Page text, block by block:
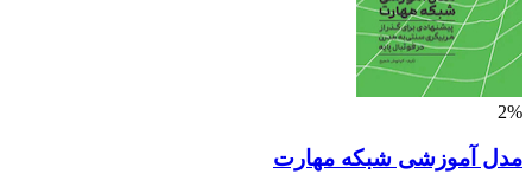
2%
مدل آموزشی شبکه مهارت